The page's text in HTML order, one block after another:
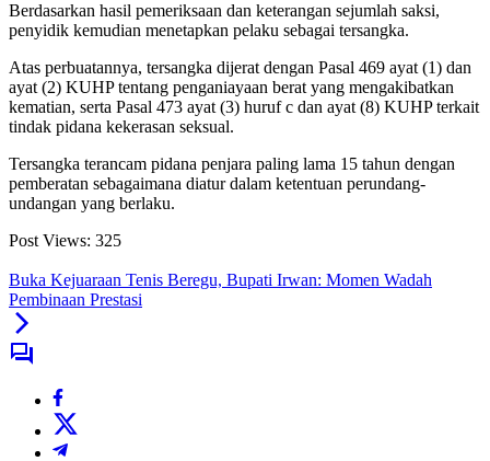
Berdasarkan hasil pemeriksaan dan keterangan sejumlah saksi,
penyidik kemudian menetapkan pelaku sebagai tersangka.
Atas perbuatannya, tersangka dijerat dengan Pasal 469 ayat (1) dan
ayat (2) KUHP tentang penganiayaan berat yang mengakibatkan
kematian, serta Pasal 473 ayat (3) huruf c dan ayat (8) KUHP terkait
tindak pidana kekerasan seksual.
Tersangka terancam pidana penjara paling lama 15 tahun dengan
pemberatan sebagaimana diatur dalam ketentuan perundang-
undangan yang berlaku.
Post Views: 325
Buka Kejuaraan Tenis Beregu, Bupati Irwan: Momen Wadah
Pembinaan Prestasi